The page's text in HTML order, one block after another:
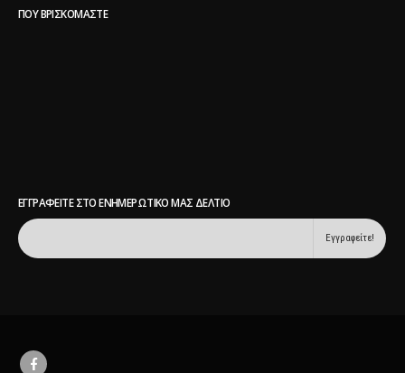
ΠΟΥ ΒΡΙΣΚΌΜΑΣΤΕ
ΕΓΓΡΑΦΕΊΤΕ ΣΤΟ ΕΝΗΜΕΡΩΤΙΚΌ ΜΑΣ ΔΕΛΤΊΟ